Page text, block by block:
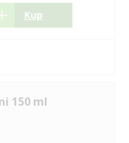
Kup
150 ml